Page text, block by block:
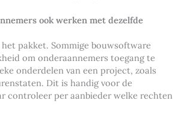
ook werken met dezelfde
pakket. Sommige bouwsoftware
om onderaannemers toegang te
onderdelen van een project, zoals
Dit is handig voor de
controleer per aanbieder welke rechten